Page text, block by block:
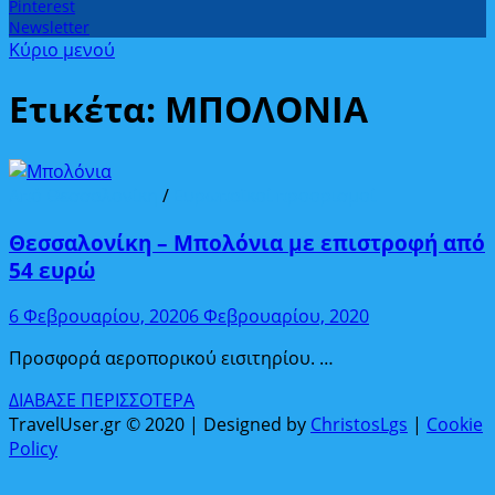
Pinterest
Newsletter
Κύριο μενού
Ετικέτα: ΜΠΟΛΟΝΙΑ
/
Θεσσαλονίκη – Μπολόνια με επιστροφή από
54 ευρώ
6 Φεβρουαρίου, 20206 Φεβρουαρίου, 2020
Προσφορά αεροπορικού εισιτηρίου. …
Θεσσαλονίκη
–
Μπολόνια
ΔΙΑΒΑΣΕ ΠΕΡΙΣΣΟΤΕΡΑ
TravelUser.gr © 2020 | Designed by ChristosLgs | Cookie
Policy